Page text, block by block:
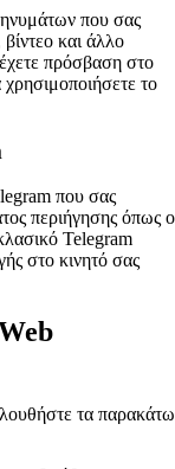
που σας
και άλλο
πρόσβαση στο
το
που σας
περιήγησης όπως ο
Telegram
στο κινητό σας
τα παρακάτω